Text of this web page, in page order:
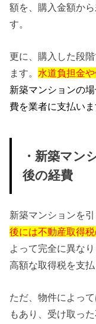
額を、購入金額か
す。
更に、購入した段
ます。 水道負担金
新築マンションの
費を業者に支払いま
・新築マン
後の経費
新築マンションを
後には不動産取得
よって完全に異な
高額な取得税を支
ただ、物件によっ
もあり、受け取っ